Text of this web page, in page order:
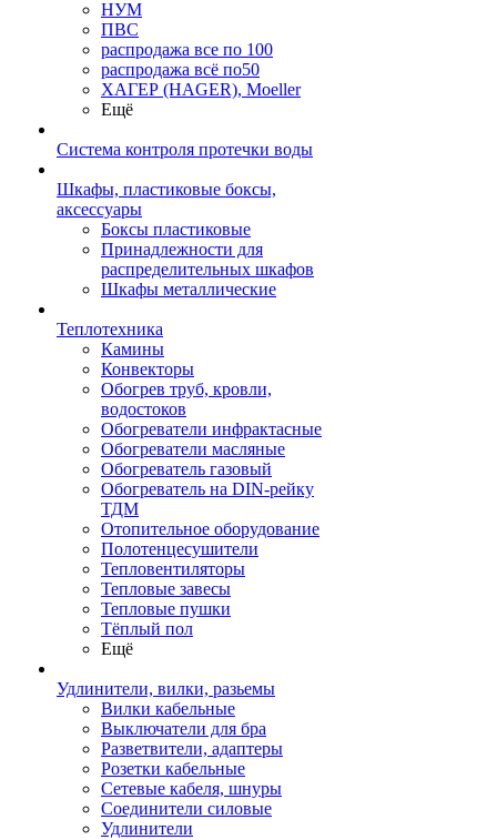
НУМ
ПВС
распродажа все по 100
распродажа всё по50
ХАГЕР (HAGER), Moeller
Ещё
Система контроля протечки воды
Шкафы, пластиковые боксы,
аксессуары
Боксы пластиковые
Принадлежности для
распределительных шкафов
Шкафы металлические
Теплотехника
Камины
Конвекторы
Обогрев труб, кровли,
водостоков
Обогреватели инфрактасные
Обогреватели масляные
Обогреватель газовый
Обогреватель на DIN-рейку
ТДМ
Отопительное оборудование
Полотенцесушители
Тепловентиляторы
Тепловые завесы
Тепловые пушки
Тёплый пол
Ещё
Удлинители, вилки, разьемы
Вилки кабельные
Выключатели для бра
Разветвители, адаптеры
Розетки кабельные
Сетевые кабеля, шнуры
Соединители силовые
Удлинители